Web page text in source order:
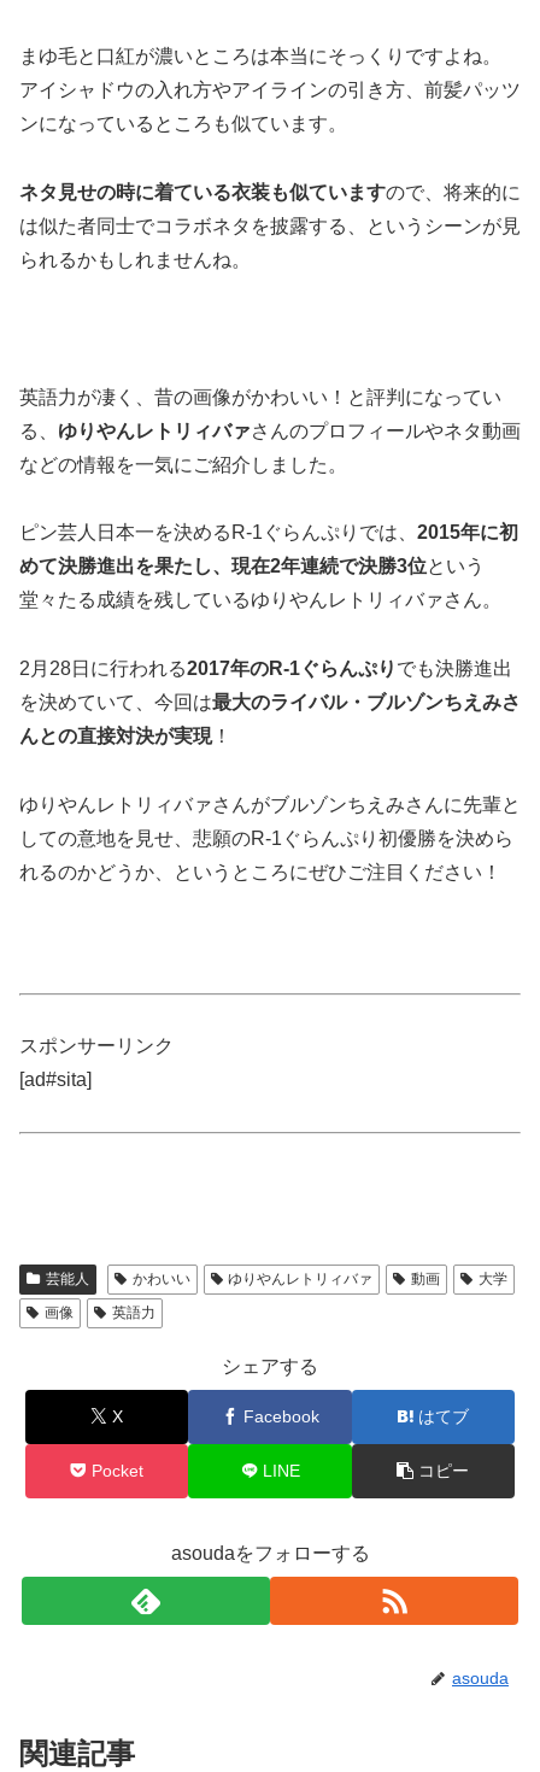
まゆ毛と口紅が濃いところは本当にそっくりですよね。
アイシャドウの入れ方やアイラインの引き方、前髪パッツ
ンになっているところも似ています。
ネタ見せの時に着ている衣装も似ていますので、将来的に
は似た者同士でコラボネタを披露する、というシーンが見
られるかもしれませんね。
英語力が凄く、昔の画像がかわいい！と評判になってい
る、 ゆりやんレトリィバァさんのプロフィールやネタ動画
などの情報を一気にご紹介しました。
ピン芸人日本一を決めるR-1ぐらんぷりでは、 2015年に初
めて決勝進出を果たし、現在2年連続で決勝3位という
堂々たる成績を残しているゆりやんレトリィバァさん。
2月28日に行われる2017年のR-1ぐらんぷり でも決勝進出
を決めていて、今回は最大のライバル・ブルゾンちえみさ
んとの直接対決が実現！
ゆりやんレトリィバァさんがブルゾンちえみさんに先輩と
しての意地を見せ、悲願のR-1ぐらんぷり初優勝を決めら
れるのかどうか、というところにぜひご注目ください！
スポンサーリンク
[ad#sita]
芸能人 かわいい ゆりやんレトリィバァ 動画
大学
画像
英語力
シェアする
X Facebook はてブ
Pocket LINE コピー
asoudaをフォローする
asouda
関連記事